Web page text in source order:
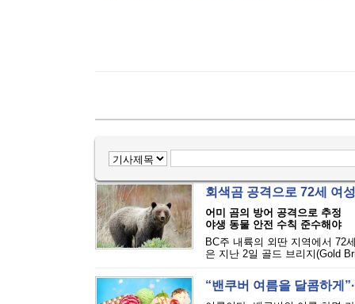
회색곰 공격으로 72세 여
어미 곰의 방어 공격으로 추정
야생 동물 안전 수칙 준수해야
BC주 내륙의 외딴 지역에서 72
은 지난 2일 골드 브리지(Gold
“밴쿠버 여름을 달콤하게